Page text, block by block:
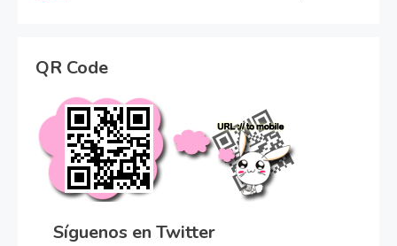
QR Code
Síguenos en Twitter